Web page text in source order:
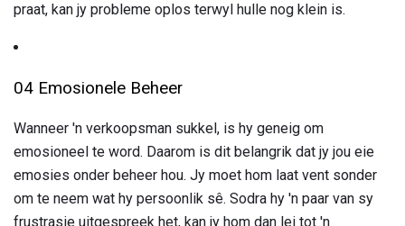
praat, kan jy probleme oplos terwyl hulle nog klein is.
04 Emosionele Beheer
Wanneer 'n verkoopsman sukkel, is hy geneig om
emosioneel te word. Daarom is dit belangrik dat jy jou eie
emosies onder beheer hou. Jy moet hom laat vent sonder
om te neem wat hy persoonlik sê. Sodra hy 'n paar van sy
frustrasie uitgespreek het, kan jy hom dan lei tot 'n